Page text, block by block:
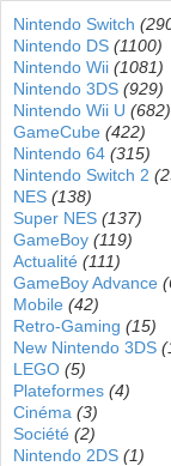
Nintendo Switch
Nintendo DS (1100)
Nintendo Wii (1081)
Nintendo 3DS (929)
Nintendo Wii U (682)
GameCube (422)
Nintendo 64 (315)
Nintendo Switch 2
NES (138)
Super NES (137)
GameBoy (119)
Actualité (111)
GameBoy Advance
Mobile (42)
Retro-Gaming (15)
New Nintendo 3DS
LEGO (5)
Plateformes (4)
Cinéma (3)
Société (2)
Nintendo 2DS (1)